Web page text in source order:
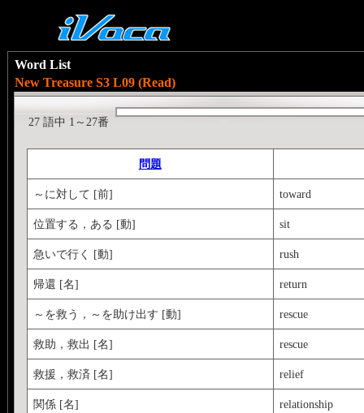
Word List
New Treasure S3 L09 (Read)
27 語中 1～27番
問題
～に対して [前] toward
位置する，ある [動] sit
急いで行く [動] rush
帰還 [名] return
～を救う，～を助け出す [動] rescue
救助，救出 [名] rescue
救援，救済 [名] relief
関係 [名] relationship